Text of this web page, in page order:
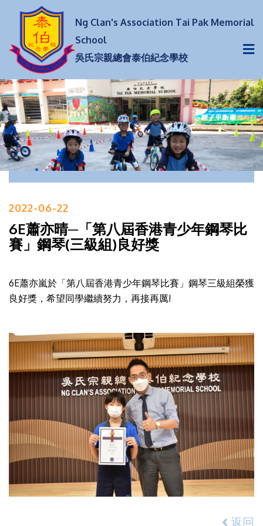
Ng Clan's Association Tai Pak Memorial
School
吳氏宗親總會泰伯紀念學校
2022-06-22
6E蕭亦晴─「第八屆香港青少年鋼琴比
賽」鋼琴(三級組)良好獎
6E蕭亦嵐於「第八屆香港青少年鋼琴比賽」鋼琴三級組榮獲
良好獎，希望同學繼續努力，再接再厲!
返回